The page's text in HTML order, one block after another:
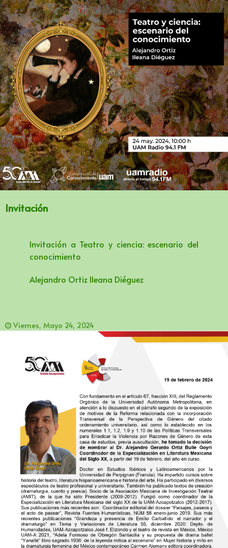
Invitación
Invitación a Teatro y ciencia: escenario del
conocimiento
Alejandro Ortiz lleana Diéguez
Viernes, Mayo 24, 2024